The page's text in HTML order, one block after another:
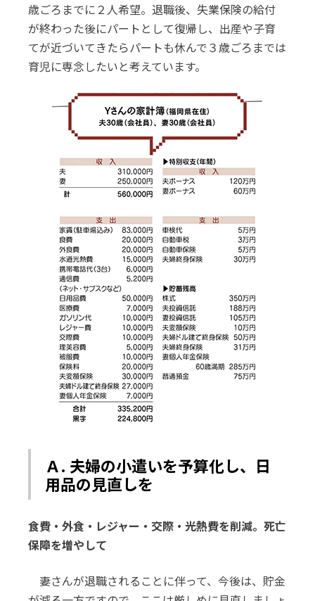
歳ごろまでに２人希望。退職後、失業保険の給付
が終わった後にパートとして復帰し、出産や子育
てが近づいてきたらパートも休んで３歳ごろまでは
育児に専念したいと考えています。
Ａ. 夫婦の小遣いを予算化し、日
用品の見直しを
食費・外食・レジャー・交際・光熱費を削減。死亡
保障を増やして
妻さんが退職されることに伴って、今後は、貯金